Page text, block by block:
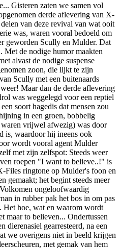
Gisteren zaten we samen vol
derde aflevering van X-
van deze revival van wat ooit
was, waren vooral bedoeld om
geworden Scully en Mulder. Dat
Met de nodige humor maakten
alvast de nodige suspense
zoon, die lijkt te zijn
Scully met een buitenaards
Maar dan de derde aflevering
was weggelegd voor een reptiel
soort hagedis dat mensen zou
in een groen, bobbelig
vrijwel afwezig) was door
is, waardoor hij ineens ook
wordt vooral agent Mulder
met zijn zelfspot: Steeds weer
roepen "I want to believe..!" is
Files ringtone op Mulder's foon en
gemaakt; het begint steeds meer
ongeloofwaardig
in rubber pak het bos in om pas
Het hoe, wat en waarom wordt
maar to believen... Ondertussen
dierenasiel gearresteerd, na een
we overigens niet in beeld krijgen
met gemak van hem